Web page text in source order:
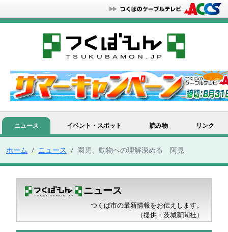
ニュース イベント・スポット 読み物 リンク
ホーム ニュース 園児、動物への理解深める 阿見
ニュース
つくば市の最新情報をお伝えします。
（提供：茨城新聞社）